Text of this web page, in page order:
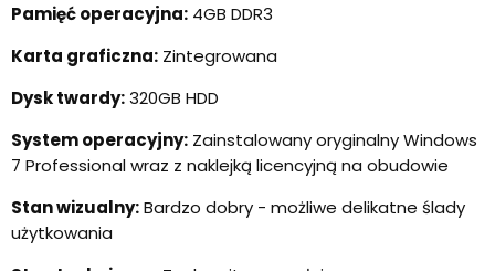
Pamięć operacyjna: 4GB DDR3
Karta graficzna: Zintegrowana
Dysk twardy:320GB HDD
System operacyjny: Zainstalowany oryginalny Windows
7 Professional wraz z naklejką licencyjną na obudowie
Stan wizualny:Bardzo dobry - możliwe delikatne ślady
użytkowania